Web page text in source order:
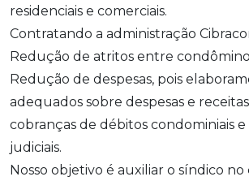
residenciais e comerciais.
Contratando a administração
Redução de atritos entre
Redução de despesas, pois
adequados sobre despesas e
cobranças de débitos condominiais
judiciais.
Nosso objetivo é auxiliar o síndico no